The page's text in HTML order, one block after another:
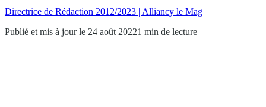
Directrice de Rédaction 2012/2023 | Alliancy le Mag
Publié et mis à jour le 24 août 20221 min de lecture